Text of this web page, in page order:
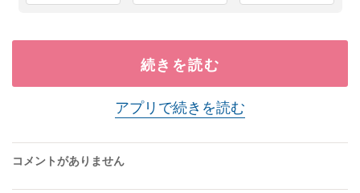
続きを読む
アプリで続きを読む
コメントがありません